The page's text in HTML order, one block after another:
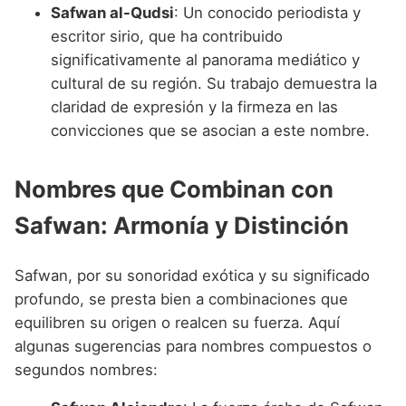
Safwan al-Qudsi: Un conocido periodista y
escritor sirio, que ha contribuido
significativamente al panorama mediático y
cultural de su región. Su trabajo demuestra la
claridad de expresión y la firmeza en las
convicciones que se asocian a este nombre.
Nombres que Combinan con
Safwan: Armonía y Distinción
Safwan, por su sonoridad exótica y su significado
profundo, se presta bien a combinaciones que
equilibren su origen o realcen su fuerza. Aquí
algunas sugerencias para nombres compuestos o
segundos nombres: